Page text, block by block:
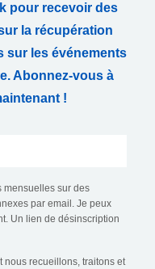
pour recevoir des
la récupération
sur les événements
Abonnez-vous à
!
mensuelles sur des
par email. Je peux
Un lien de désinscription
nous recueillons, traitons et